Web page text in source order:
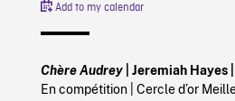
Add to my calendar
Chère Audrey| Jeremiah Hayes
En compétition | Cercle d’or